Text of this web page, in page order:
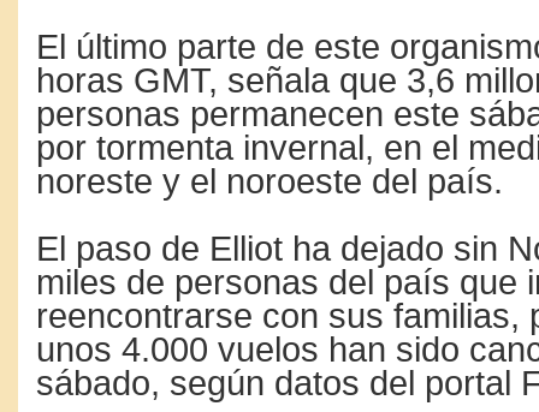
El último parte de este
horas GMT, señala que 3,6
personas permanecen este
por tormenta invernal, en el
noreste y el noroeste del país.
El paso de Elliot ha dejado sin
miles de personas del país que
reencontrarse con sus familias,
unos 4.000 vuelos han sido
sábado, según datos del portal